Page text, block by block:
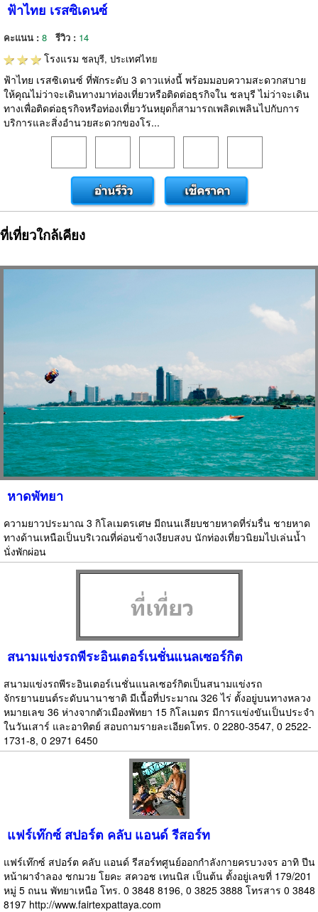
ฟ้าไทย เรสซิเดนซ์
คะแนน : 8 รีวิว : 14
โรงแรม ชลบุรี, ประเทศไทย
ฟ้าไทย เรสซิเดนซ์ ที่พักระดับ 3 ดาวแห่งนี้ พร้อมมอบความสะดวกสบาย
ให้คุณไม่ว่าจะเดินทางมาท่องเที่ยวหรือติดต่อธุรกิจใน ชลบุรี ไม่ว่าจะเดิน
ทางเพื่อติดต่อธุรกิจหรือท่องเที่ยววันหยุดก็สามารถเพลิดเพลินไปกับการ
บริการและสิ่งอำนวยสะดวกของโร...
ที่เที่ยวใกล้เคียง
หาดพัทยา
ความยาวประมาณ 3 กิโลเมตรเศษ มีถนนเลียบชายหาดที่ร่มรื่น ชายหาด
ทางด้านเหนือเป็นบริเวณที่ค่อนข้างเงียบสงบ นักท่องเที่ยวนิยมไปเล่นน้ำ
นั่งพักผ่อน
สนามแข่งรถพีระอินเตอร์เนชั่นแนลเซอร์กิต
สนามแข่งรถพีระอินเตอร์เนชั่นแนลเซอร์กิตเป็นสนามแข่งรถ
จักรยานยนต์ระดับนานาชาติ มีเนื้อที่ประมาณ 326 ไร่ ตั้งอยู่บนทางหลวง
หมายเลข 36 ห่างจากตัวเมืองพัทยา 15 กิโลเมตร มีการแข่งขันเป็นประจำ
ในวันเสาร์ และอาทิตย์ สอบถามรายละเอียดโทร. 0 2280-3547, 0 2522-
1731-8, 0 2971 6450
แฟร์เท๊กซ์ สปอร์ต คลับ แอนด์ รีสอร์ท
แฟร์เท๊กซ์ สปอร์ต คลับ แอนด์ รีสอร์ทศูนย์ออกกำลังกายครบวงจร อาทิ ปีน
หน้าผาจำลอง ชกมวย โยคะ สควอช เทนนิส เป็นต้น ตั้งอยู่เลขที่ 179/201
หมู่ 5 ถนน พัทยาเหนือ โทร. 0 3848 8196, 0 3825 3888 โทรสาร 0 3848
8197 http://www.fairtexpattaya.com